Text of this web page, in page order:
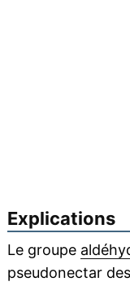
Explications
Le groupe
pseudonectar